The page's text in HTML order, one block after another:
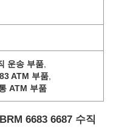
운송 부품
ATM 부품
ATM 부품
6683 6687 수직